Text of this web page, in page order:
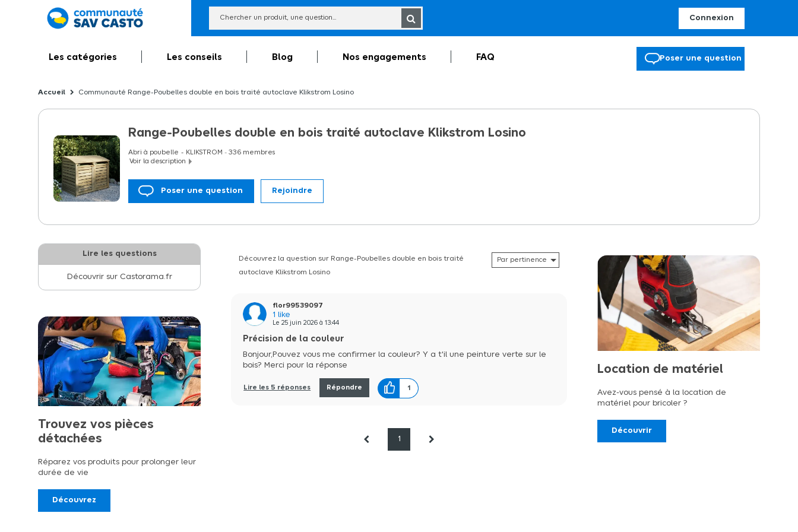
Connexion
Communauté Range-Poubelles double en bois traité autoclave Klikstrom Losino
Les catégories Les conseils Blog Nos engagements FAQ Poser une question
Range-Poubelles double en bois traité autoclave Klikstrom Losino
Abri à poubelle KLIKSTROM - 336 membres
Voir la description
Avec ce Range-Poubelles double facile de cacher à lâ€™extérieur 2 poubelles de jardin tout en y accédant facilement.
Poser une question Rejoindre
Lire les questions
Découvrir sur Castorama.fr
Trouvez vos pièces
détachées
Réparez vos produits pour prolonger leur
durée de vie
Découvrez
Découvrez la question sur Range-Poubelles double en bois traité
autoclave Klikstrom Losino
flor99539097
1 like
Le25 juin 2026 à13:44
Précision de la couleur
Bonjour,Pouvez vous me confirmer la couleur? Y a t'il une peinture verte sur le
bois? Merci pour la réponse
Lire les 5 réponses Répondre 1
1
Location de matériel
Avez-vous pensé à la location de
matériel pour bricoler ?
Découvrir